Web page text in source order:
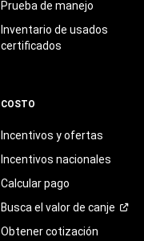
Prueba de manejo
Inventario de usados
certificados
COSTO
Incentivos y ofertas
Incentivos nacionales
Calcular pago
Busca el valor de canje
Obtener cotización